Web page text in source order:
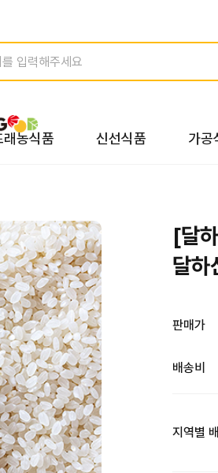
래농식품 신선식품 가공
[달
달
판매가
배송비
지역별